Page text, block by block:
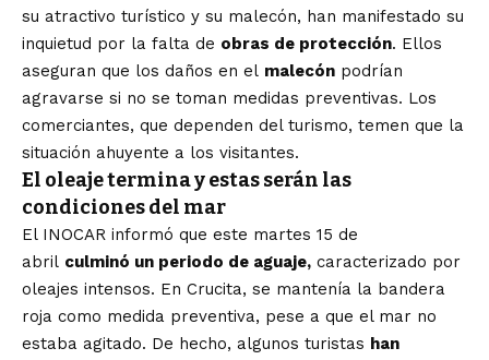
su atractivo turístico y su malecón, han manifestado su
inquietud por la falta de obras de protección. Ellos
aseguran que los daños en el malecón podrían
agravarse si no se toman medidas preventivas. Los
comerciantes, que dependen del turismo, temen que la
situación ahuyente a los visitantes.
El oleaje termina y estas serán las
condiciones del mar
El INOCAR informó que este martes 15 de
abril culminó un periodo de aguaje, caracterizado por
oleajes intensos. En Crucita, se mantenía la bandera
roja como medida preventiva, pese a que el mar no
estaba agitado. De hecho, algunos turistas han